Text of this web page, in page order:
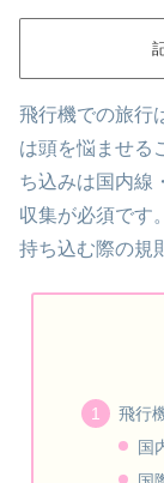
飛行機での旅行
は頭を悩ませる
ち込みは国内線
収集が必須です
持ち込む際の規
飛行
国